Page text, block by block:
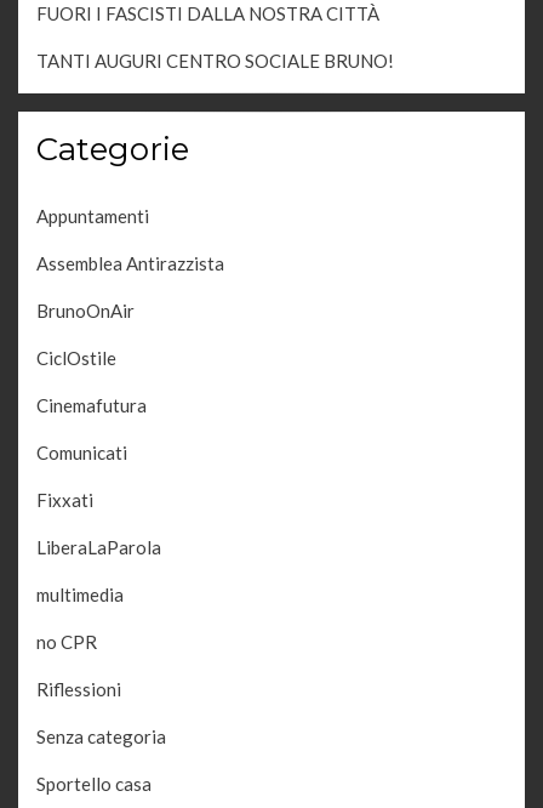
FUORI I FASCISTI DALLA NOSTRA CITTÀ
TANTI AUGURI CENTRO SOCIALE BRUNO!
Categorie
Appuntamenti
Assemblea Antirazzista
BrunoOnAir
CiclOstile
Cinemafutura
Comunicati
Fixxati
LiberaLaParola
multimedia
no CPR
Riflessioni
Senza categoria
Sportello casa